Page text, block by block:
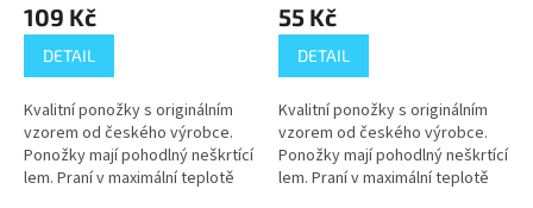
109 Kč
DETAIL
Kvalitní ponožky s originálním
vzorem od českého výrobce.
Ponožky mají pohodlný neškrtící
lem. Praní v maximální teplotě
55 Kč
DETAIL
Kvalitní ponožky s originálním
vzorem od českého výrobce.
Ponožky mají pohodlný neškrtící
lem. Praní v maximální teplotě